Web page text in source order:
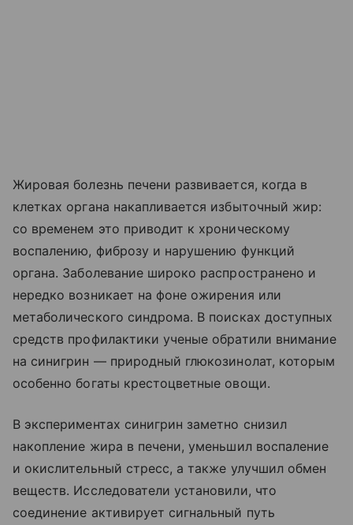
Жировая болезнь печени развивается, когда в
клетках органа накапливается избыточный жир:
со временем это приводит к хроническому
воспалению, фиброзу и нарушению функций
органа. Заболевание широко распространено и
нередко возникает на фоне ожирения или
метаболического синдрома. В поисках доступных
средств профилактики ученые обратили внимание
на синигрин — природный глюкозинолат, которым
особенно богаты крестоцветные овощи.
В экспериментах синигрин заметно снизил
накопление жира в печени, уменьшил воспаление
и окислительный стресс, а также улучшил обмен
веществ. Исследователи установили, что
соединение активирует сигнальный путь